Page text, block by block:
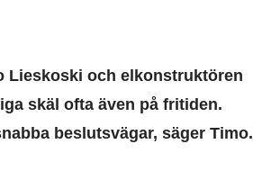
Lieskoski och elkonstruktören
skäl ofta även på fritiden.
beslutsvägar, säger Timo.